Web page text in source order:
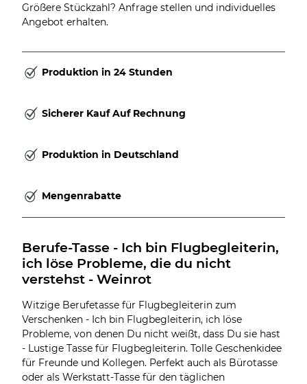
Größere Stückzahl? Anfrage stellen und individuelles
Angebot erhalten.
Produktion in 24 Stunden
Sicherer Kauf Auf Rechnung
Produktion in Deutschland
Mengenrabatte
Berufe-Tasse - Ich bin Flugbegleiterin,
ich löse Probleme, die du nicht
verstehst - Weinrot
Witzige Berufetasse für Flugbegleiterin zum
Verschenken - Ich bin Flugbegleiterin, ich löse
Probleme, von denen Du nicht weißt, dass Du sie hast
- Lustige Tasse für Flugbegleiterin. Tolle Geschenkidee
für Freunde und Kollegen. Perfekt auch als Bürotasse
oder als Werkstatt-Tasse für den täglichen